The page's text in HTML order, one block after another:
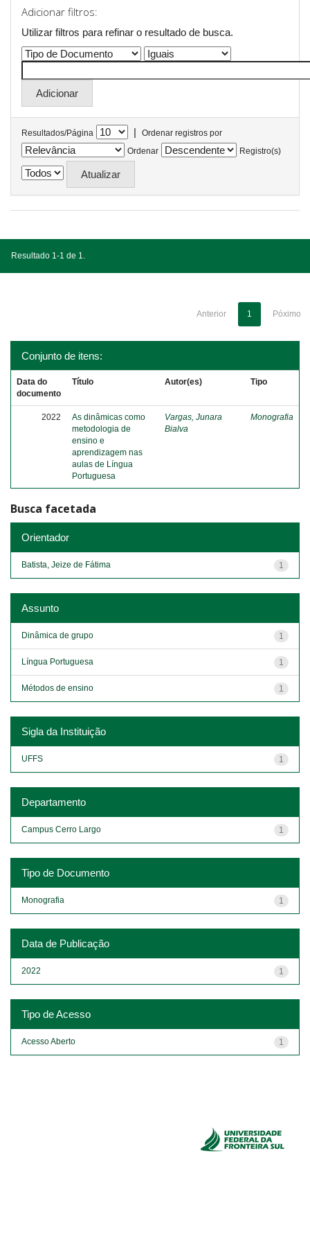
Adicionar filtros:
Utilizar filtros para refinar o resultado de busca.
Resultados/Página |
Ordenar registros por
Ordenar
Registro(s)
Resultado 1-1 de 1.
Anterior 1 Póximo
Conjunto de itens:
Data do
documento
Título Autor(es) Tipo
2022
As dinâmicas como
metodologia de
ensino e
aprendizagem nas
aulas de Língua
Portuguesa
Vargas, Junara
Bialva
Monografia
Busca facetada
Orientador
1
Batista, Jeize de Fátima
Assunto
1
Dinâmica de grupo
1
Língua Portuguesa
1
Métodos de ensino
Sigla da Instituição
1
UFFS
Departamento
1
Campus Cerro Largo
Tipo de Documento
1
Monografia
Data de Publicação
1
2022
Tipo de Acesso
1
Acesso Aberto